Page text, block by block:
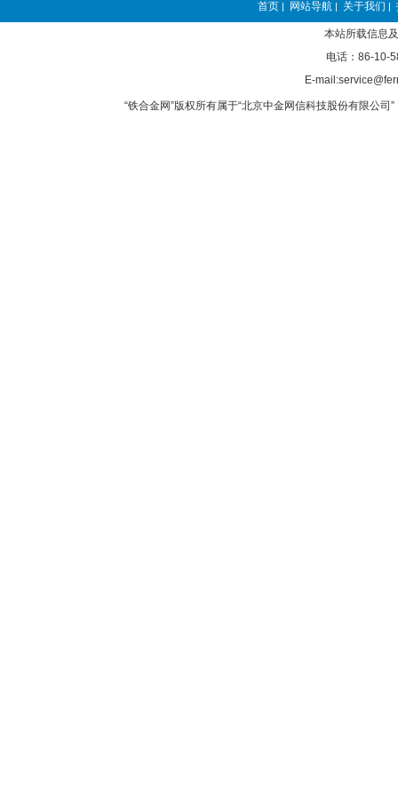
首页 | 网站导航 | 关于我们 |
本站所载信息
电话：86-10-
E-
“铁合金网”版权所有属于“北京中金网信科技股份有限公司